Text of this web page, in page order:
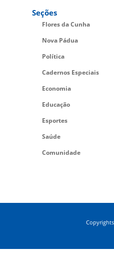
Seções
Flores da Cunha
Nova Pádua
Política
Cadernos Especiais
Economia
Educação
Esportes
Saúde
Comunidade